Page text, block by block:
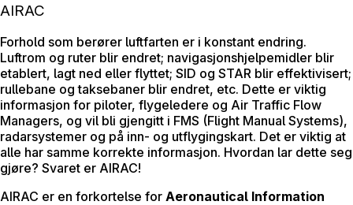
AIRAC
Forhold som berører luftfarten er i konstant endring.
Luftrom og ruter blir endret; navigasjonshjelpemidler blir
etablert, lagt ned eller flyttet; SID og STAR blir effektivisert;
rullebane og taksebaner blir endret, etc. Dette er viktig
informasjon for piloter, flygeledere og Air Traffic Flow
Managers, og vil bli gjengitt i FMS (Flight Manual Systems),
radarsystemer og på inn- og utflygingskart. Det er viktig at
alle har samme korrekte informasjon. Hvordan lar dette seg
gjøre? Svaret er AIRAC!
AIRAC er en forkortelse for Aeronautical Information